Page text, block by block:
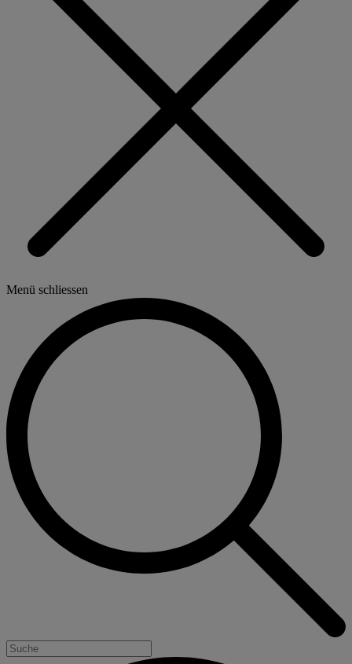
Menü schliessen